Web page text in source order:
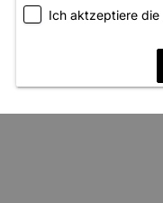
Ich aktzeptiere die